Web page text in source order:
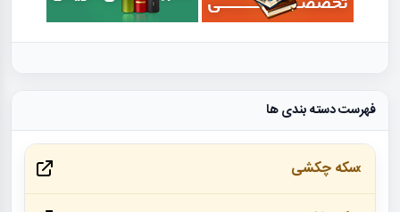
فهرست دسته بندی ها
سکه چکشی